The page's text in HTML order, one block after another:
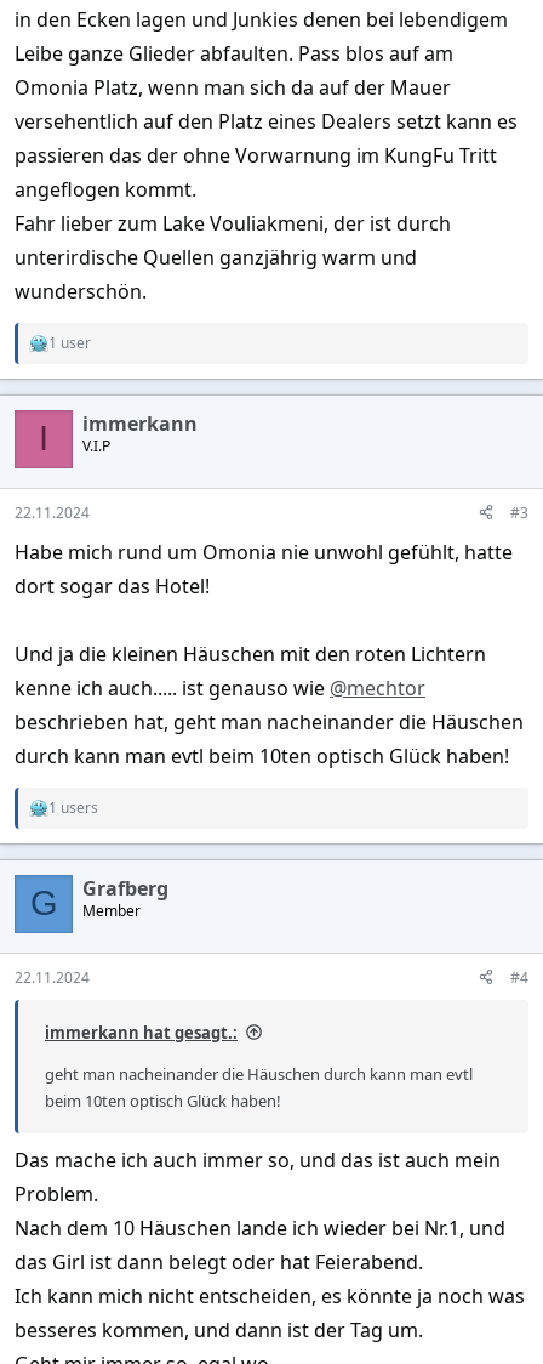
in den Ecken lagen und Junkies denen bei lebendigem
Leibe ganze Glieder abfaulten. Pass blos auf am
Omonia Platz, wenn man sich da auf der Mauer
versehentlich auf den Platz eines Dealers setzt kann es
passieren das der ohne Vorwarnung im KungFu Tritt
angeflogen kommt.
Fahr lieber zum Lake Vouliakmeni, der ist durch
unterirdische Quellen ganzjährig warm und
wunderschön.
R
c
o
n
s
:
1 user
I immerkann
V.I.P
22.11.2024 #3
Habe mich rund um Omonia nie unwohl gefühlt, hatte
dort sogar das Hotel!
Und ja die kleinen Häuschen mit den roten Lichtern
kenne ich auch..... ist genauso wie @mechtor
beschrieben hat, geht man nacheinander die Häuschen
durch kann man evtl beim 10ten optisch Glück haben!
R
c
o
n
s
:
1 users
G Grafberg
Member
22.11.2024 #4
immerkann hat gesagt.:
geht man nacheinander die Häuschen durch kann man evtl
beim 10ten optisch Glück haben!
Das mache ich auch immer so, und das ist auch mein
Problem.
Nach dem 10 Häuschen lande ich wieder bei Nr.1, und
das Girl ist dann belegt oder hat Feierabend.
Ich kann mich nicht entscheiden, es könnte ja noch was
besseres kommen, und dann ist der Tag um.